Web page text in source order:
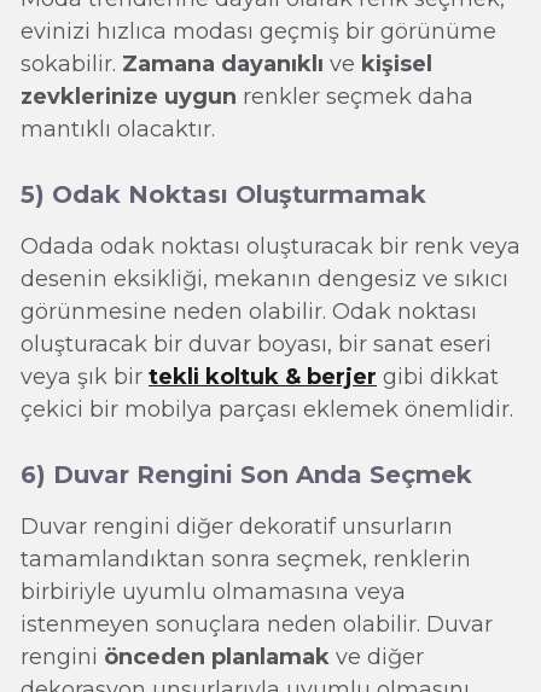
evinizi hızlıca modası geçmiş bir görünüme
sokabilir. Zamana dayanıklı ve kişisel
zevklerinize uygun renkler seçmek daha
mantıklı olacaktır.
5) Odak Noktası Oluşturmamak
Odada odak noktası oluşturacak bir renk veya
desenin eksikliği, mekanın dengesiz ve sıkıcı
görünmesine neden olabilir. Odak noktası
oluşturacak bir duvar boyası, bir sanat eseri
veya şık bir tekli koltuk & berjer gibi dikkat
çekici bir mobilya parçası eklemek önemlidir.
6) Duvar Rengini Son Anda Seçmek
Duvar rengini diğer dekoratif unsurların
tamamlandıktan sonra seçmek, renklerin
birbiriyle uyumlu olmamasına veya
istenmeyen sonuçlara neden olabilir. Duvar
rengini önceden planlamak ve diğer